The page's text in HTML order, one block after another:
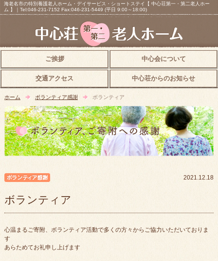
海老名市の特別養護老人ホーム・デイサービス・ショートステイ【 中心荘第一・第二老人ホー
ム 】｜Tel:046-231-7152 Fax:046-231-5449 (平日 9:00～18:00)
ご挨拶 中心会について
交通アクセス 中心荘からのお知らせ
ホーム ボランティア感謝 ボランティア
2021.12.18
ボランティア
心温まるご寄附、ボランティア活動で多くの方々からご協力いただいておりま
す
あらためてお礼申し上げます